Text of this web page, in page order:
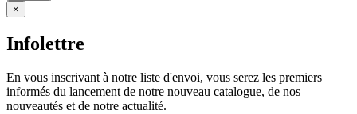
×
Infolettre
En vous inscrivant à notre liste d'envoi, vous serez les premiers
informés du lancement de notre nouveau catalogue, de nos
nouveautés et de notre actualité.